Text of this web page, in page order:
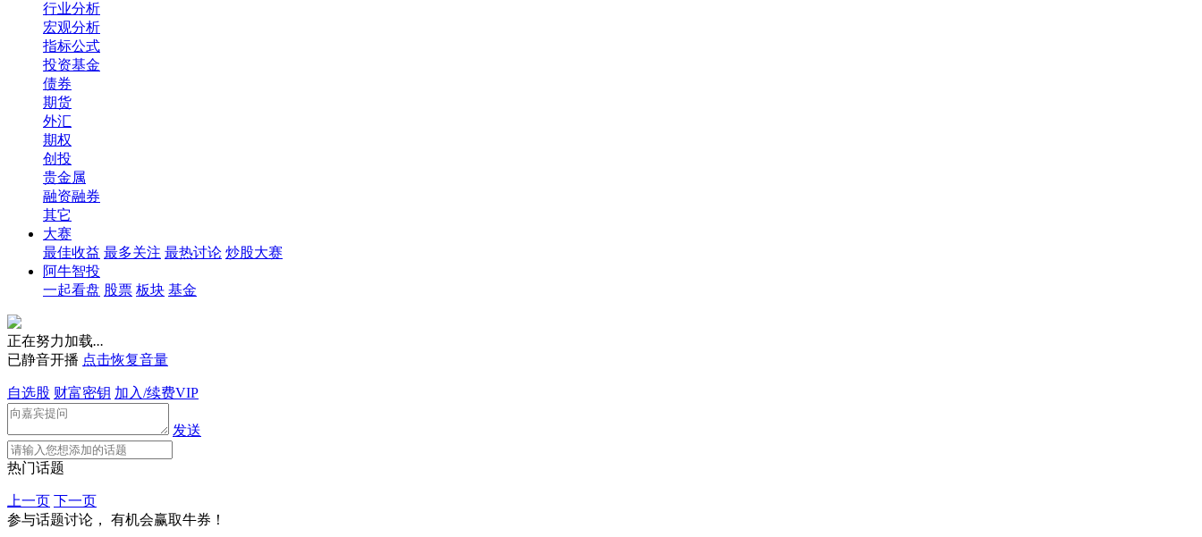
行业分析
宏观分析
指标公式
投资基金
债券
期货
外汇
期权
创投
贵金属
融资融券
其它
大赛
最佳收益 最多关注 最热讨论 炒股大赛
阿牛智投
一起看盘 股票 板块 基金
正在努力加载...
已静音开播 点击恢复音量
自选股 财富密钥 加入/续费VIP
发送
热门话题
上一页 下一页
参与话题讨论， 有机会赢取牛券！